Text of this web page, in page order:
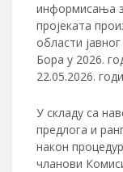
информисања
проjеката
области
Бора у 2026.
22.05.2026.
У складу са
предлога и
након
чланови